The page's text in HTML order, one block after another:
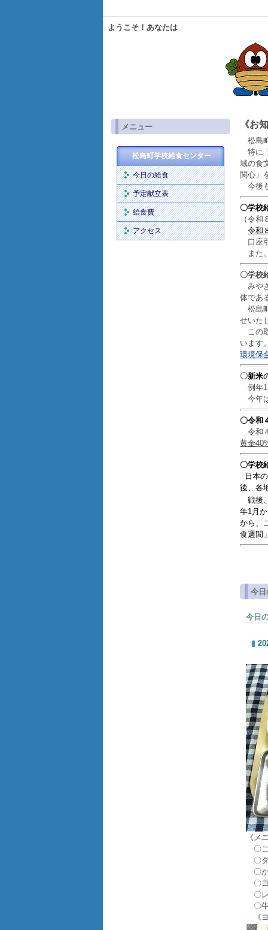
ようこそ！あなたは
メニュー
松島町学校給食センター
今日の給食
予定献立表
給食費
アクセス
《お
松島
特に
域の食
関心」
今後
〇学校
（令
令和
口座
また
〇学校
みや
体であ
松島
せいた
この
います
環境保
〇新米
例年
今年
〇令和
令和
黄金
〇学校
日本
後、各
戦後
年1月
から、
食週間
今日
今日
《メ
〇
〇
〇
〇ヨ
〇
〇
《